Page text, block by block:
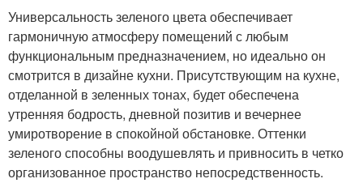
Универсальность зеленого цвета обеспечивает
гармоничную атмосферу помещений с любым
функциональным предназначением, но идеально он
смотрится в дизайне кухни. Присутствующим на кухне,
отделанной в зеленных тонах, будет обеспечена
утренняя бодрость, дневной позитив и вечернее
умиротворение в спокойной обстановке. Оттенки
зеленого способны воодушевлять и привносить в четко
организованное пространство непосредственность.